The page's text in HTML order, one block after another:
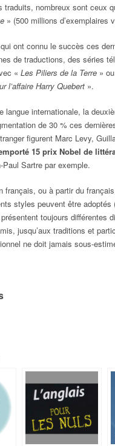
traduits, nombreux sont ceux
» (500 millions d’exemplaires
ont connu le succès ces
de traductions, des séries
« Les Piliers de la Terre »
l’affaire Harry Quebert ».
langue internationale, la
de 30 % ces
figurent Marc Levy,
15 prix Nobel de
Sartre par exemple.
français, ou à partir du
styles peuvent être
toujours différentes
jusqu’aux traditions et
ne doit jamais sous-